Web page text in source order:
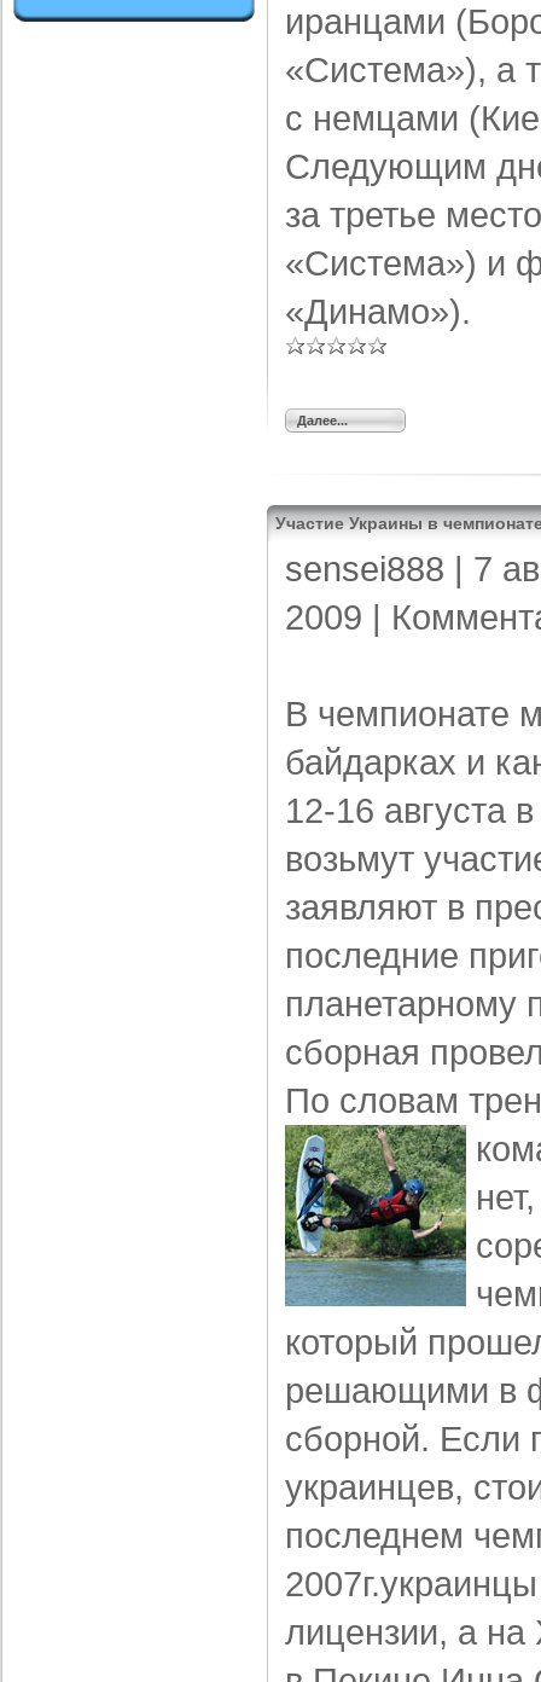
иранцами
«Система»), а
с немцами
Следующим
за третье
«Система») и
«Динамо»).
Далее...
Участие Украины в
sensei888 | 7
2009 |
В чемпионате
байдарках и
12-16 августа
возьмут
заявляют в
последние
планетарному
сборная
По словам
который
решающими в
сборной. Если
украинцев,
последнем
лицензии, а